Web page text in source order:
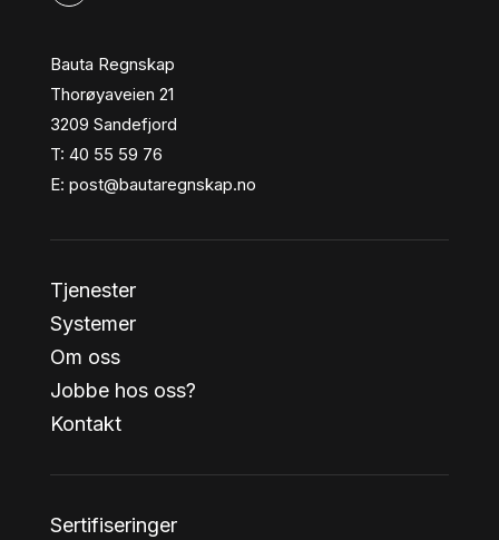
Bauta Regnskap
Thorøyaveien 21
3209 Sandefjord
T: 40 55 59 76
E: post@bautaregnskap.no
Tjenester
Systemer
Om oss
Jobbe hos oss?
Kontakt
Sertifiseringer